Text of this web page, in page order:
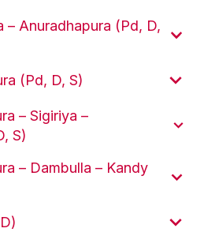
Anuradhapura (Pd, D,
(Pd, D, S)
– Sigiriya –
S)
– Dambulla – Kandy